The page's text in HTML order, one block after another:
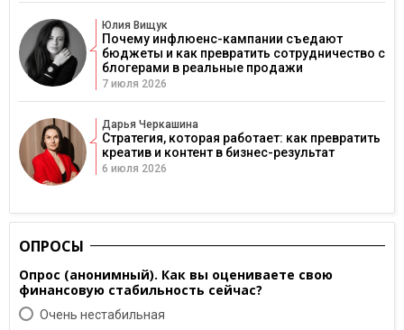
Юлия Вищук
Почему инфлюенс-кампании съедают
бюджеты и как превратить сотрудничество с
блогерами в реальные продажи
7 июля 2026
Дарья Черкашина
Стратегия, которая работает: как превратить
креатив и контент в бизнес-результат
6 июля 2026
ОПРОСЫ
Опрос (анонимный). Как вы оцениваете свою
финансовую стабильность сейчас?
Очень нестабильная